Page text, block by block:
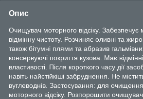
Опис
Очищувач моторного відсіку. Забезпечує
відмінну чистоту. Розчиняє оливні та
також бітумні плями та абразив
консервуючі покриття кузова. Має
властивості. Після короткого часу дії
навіть найстійкіші забруднення. Не
вуглеводнів. Застосування: для
моторного відсіку. Розпорошити